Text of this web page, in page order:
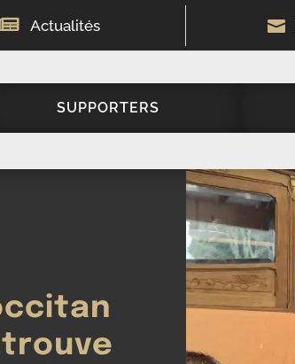
 Actualités 
SUPPORTERS